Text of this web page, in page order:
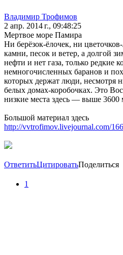
Владимир Трофимов
2 апр. 2014 г., 09:48:25
Мертвое море Памира
Ни берёзок-ёлочек, ни
камни, песок и ветер, а долгой
нефти и нет газа, только редкие
немногочисленных баранов и
которых держат люди, несмотря
белых домах-коробочках. Это
низкие места здесь — выше 3600
Большой материал здесь
http://vvtrofimov.livejournal.com/
ОтветитьЦитироватьПоделиться
1